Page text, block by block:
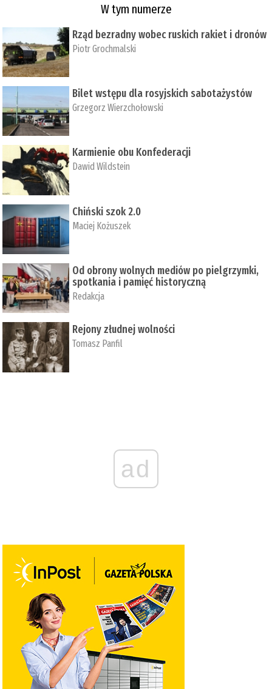
W tym numerze
Rząd bezradny wobec ruskich rakiet i dronów
Piotr Grochmalski
Bilet wstępu dla rosyjskich sabotażystów
Grzegorz Wierzchołowski
Karmienie obu Konfederacji
Dawid Wildstein
Chiński szok 2.0
Maciej Kożuszek
Od obrony wolnych mediów po pielgrzymki,
spotkania i pamięć historyczną
Redakcja
Rejony złudnej wolności
Tomasz Panfil
ad